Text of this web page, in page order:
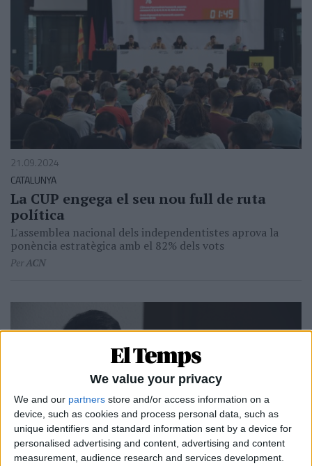
We value your privacy
We and our partners store and/or access information on a
device, such as cookies and process personal data, such as
unique identifiers and standard information sent by a device for
personalised advertising and content, advertising and content
measurement, audience research and services development.
21.09.2024
CATALUNYA
La CUP engega el seu nou full de ruta
política
L'assemblea nacional dels independentistes aprova la
ponència estratègica amb el 82% dels vots
PerACN